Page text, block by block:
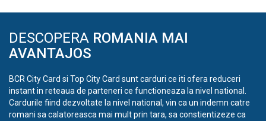
DESCOPERA ROMANIA MAI
AVANTAJOS
BCR City Card si Top City Card sunt carduri ce iti ofera reduceri
instant in reteaua de parteneri ce functioneaza la nivel national.
Cardurile fiind dezvoltate la nivel national, vin ca un indemn catre
romani sa calatoreasca mai mult prin tara, sa constientizeze ca